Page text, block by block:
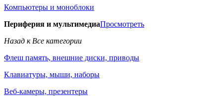
Компьютеры и моноблоки
Периферия и мультимедиаПросмотреть
Назад к Все категории
Флеш память, внешние диски, приводы
Клавиатуры, мыши, наборы
Веб-камеры, презентеры